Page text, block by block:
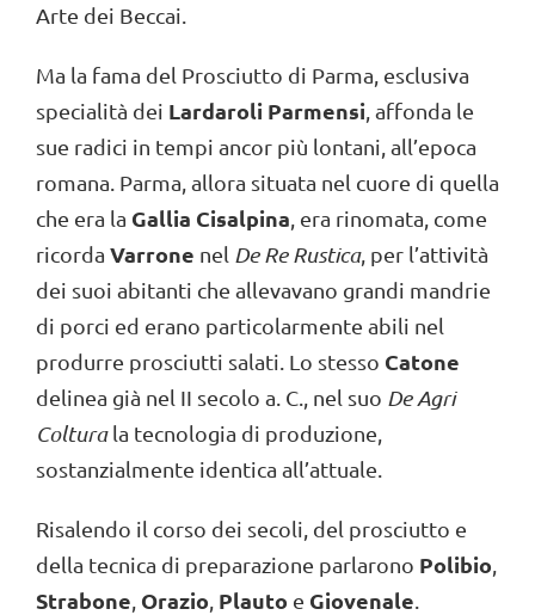
Arte dei Beccai.
Ma la fama del Prosciutto di Parma, esclusiva
specialità dei Lardaroli Parmensi , affonda le
sue radici in tempi ancor più lontani, all’epoca
romana. Parma, allora situata nel cuore di quella
che era la Gallia Cisalpina , era rinomata, come
ricorda Varrone nel De Re Rustica, per l’attività
dei suoi abitanti che allevavano grandi mandrie
di porci ed erano particolarmente abili nel
produrre prosciutti salati. Lo stesso Catone
delinea già nel II secolo a. C., nel suo De Agri
Colturala tecnologia di produzione,
sostanzialmente identica all’attuale.
Risalendo il corso dei secoli, del prosciutto e
della tecnica di preparazione parlarono Polibio
Strabone Orazio Plauto e Giovenale